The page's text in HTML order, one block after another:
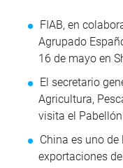
FIAB, en
Agrupado
16 de mayo en
El secretario
Agricultura,
visita el
China es uno
exportaciones